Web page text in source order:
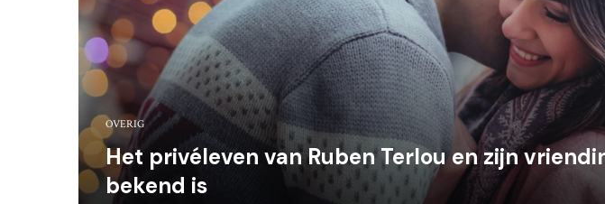
OVERIG
Het privéleven van Ruben Terlou en zijn
bekend is